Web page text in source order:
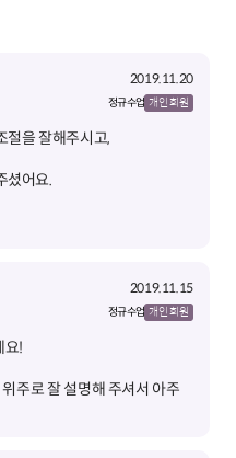
2019.11.20
정규 수업 개인 회원
2019.11.15
정규 수업 개인 회원
주로 잘 설명해 주셔서 아주